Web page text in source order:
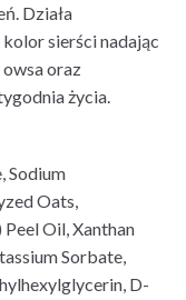
Działa
sierści nadając
oraz
życia.
Sodium
Oats,
Oil, Xanthan
Sorbate,
D-